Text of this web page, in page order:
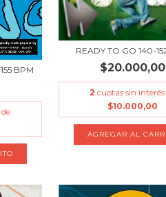
BPM
READY TO GO 140-
$20.000,00
2 cuotas sin interés
$10.000,00